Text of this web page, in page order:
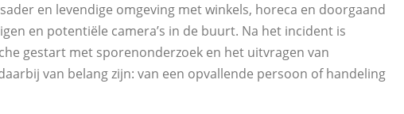
en levendige omgeving met winkels, horeca en doorgaand
en potentiële camera’s in de buurt. Na het incident is
gestart met sporenonderzoek en het uitvragen van
van belang zijn: van een opvallende persoon of handeling